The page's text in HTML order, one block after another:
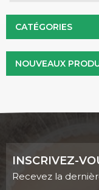
CATÉGORIES
NOUVEAUX
INSCRIVEZ-
Recevez la